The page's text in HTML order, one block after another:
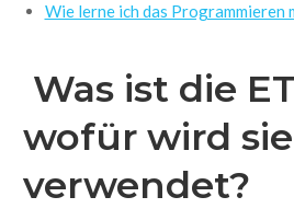
Wie lerne ich das Programmieren
Was ist die
wofür wird sie
verwendet?